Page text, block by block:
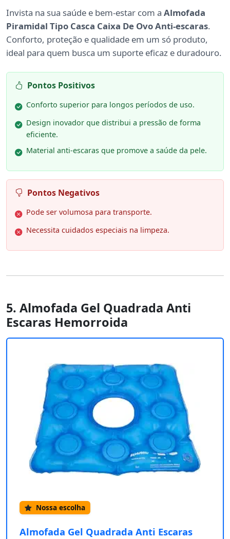
Invista na sua saúde e bem-estar com a Almofada
Piramidal Tipo Casca Caixa De Ovo Anti-escaras.
Conforto, proteção e qualidade em um só produto,
ideal para quem busca um suporte eficaz e duradouro.
Pontos Positivos
Conforto superior para longos períodos de uso.
Design inovador que distribui a pressão de forma
eficiente.
Material anti-escaras que promove a saúde da pele.
Pontos Negativos
Pode ser volumosa para transporte.
Necessita cuidados especiais na limpeza.
5. Almofada Gel Quadrada Anti
Escaras Hemorroida
Nossa escolha
Almofada Gel Quadrada Anti Escaras